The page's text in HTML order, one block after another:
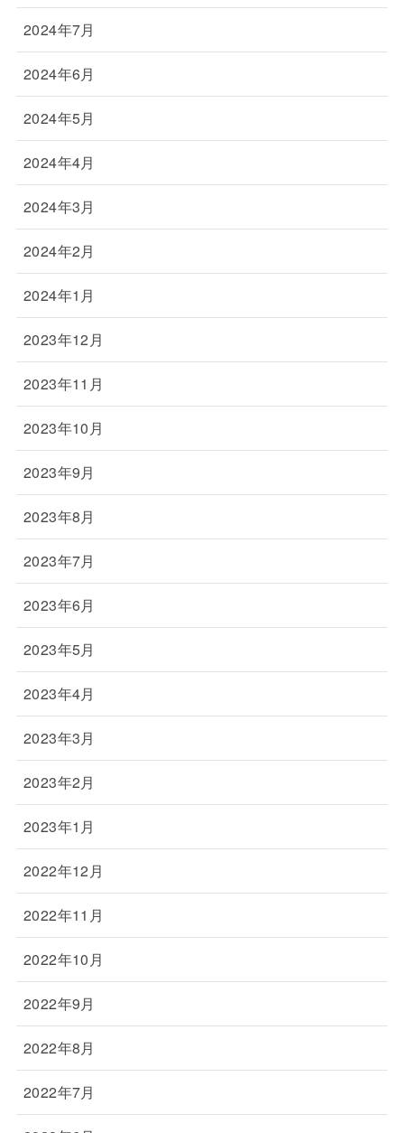
2024年7月
2024年6月
2024年5月
2024年4月
2024年3月
2024年2月
2024年1月
2023年12月
2023年11月
2023年10月
2023年9月
2023年8月
2023年7月
2023年6月
2023年5月
2023年4月
2023年3月
2023年2月
2023年1月
2022年12月
2022年11月
2022年10月
2022年9月
2022年8月
2022年7月